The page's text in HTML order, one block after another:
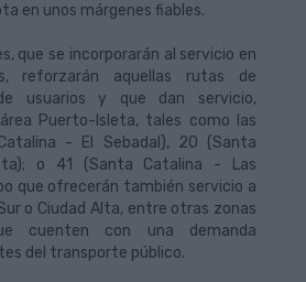
en unos márgenes fiables.
que se incorporarán al servicio en
reforzarán aquellas rutas de
usuarios y que dan servicio,
Puerto-Isleta, tales como las
- El Sebadal), 20 (Santa
o 41 (Santa Catalina - Las
que ofrecerán también servicio a
o Ciudad Alta, entre otras zonas
cuenten con una demanda
del transporte público.